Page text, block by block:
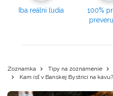
Iba reálni ľudia
100%
Zoznamka Tipy na zoznámenie
Kam ísť v Banskej Bystrici na kávu?